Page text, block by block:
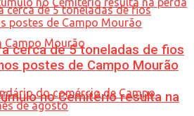
no Cemitério resulta na
cerca de 5 toneladas de fios
postes de Campo Mourão